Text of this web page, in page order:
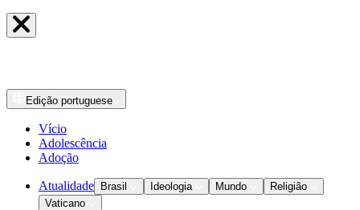
Edição portuguese
Vício
Adolescência
Adoção
Atualidade Brasil Ideologia Mundo
Religião
Vaticano